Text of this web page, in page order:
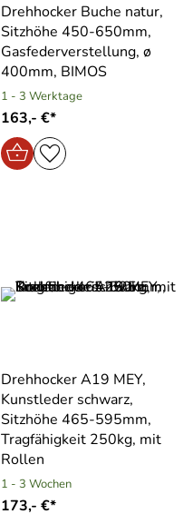
Drehhocker Buche natur,
Sitzhöhe 450-650mm,
Gasfederverstellung, ø
400mm, BIMOS
1 - 3 Werktage
163,- €*
Drehhocker A19 MEY,
Kunstleder schwarz,
Sitzhöhe 465-595mm,
Tragfähigkeit 250kg, mit
Rollen
1 - 3 Wochen
173,- €*